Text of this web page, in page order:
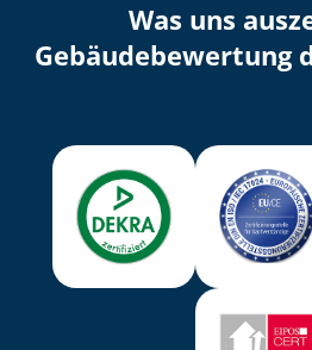
Was uns
Ge­bäu­de­be­wer­tung